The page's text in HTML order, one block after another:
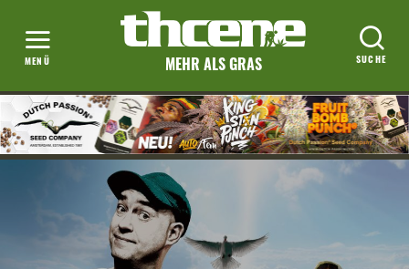
MEHR ALS GRAS